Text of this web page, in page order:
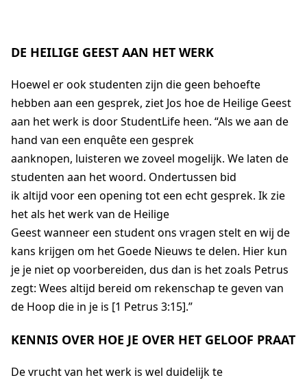
DE HEILIGE GEEST AAN HET WERK
Hoewel er ook studenten zijn die geen behoefte
hebben aan een gesprek, ziet Jos hoe de Heilige Geest
aan het werk is doorStudentLife heen. “Als we aan de
hand van een enquête een gesprek
aanknopen, luisteren we zoveel mogelijk. We laten de
studenten aan het woord. Ondertussen bid
ikaltijd voor een opening tot een echt gesprek. Ik zie
het als het werk van de Heilige
Geestwanneereen studentons vragen stelten wij de
kans krijgen om het Goede Nieuws te delen. Hier kun
je je niet op voorbereiden, dus dan is het zoals Petrus
zegt: Wees altijd bereid om rekenschap te geven van
de Hoop die in je is [1 Petrus 3:15].”
KENNIS OVER HOE JE OVER HET GELOOF PRAAT
De vrucht van het werk is wel duidelijk te